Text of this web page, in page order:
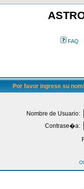
FAQ
Por favor ingrese su
Nombre de Usuario:
Contrase�a: